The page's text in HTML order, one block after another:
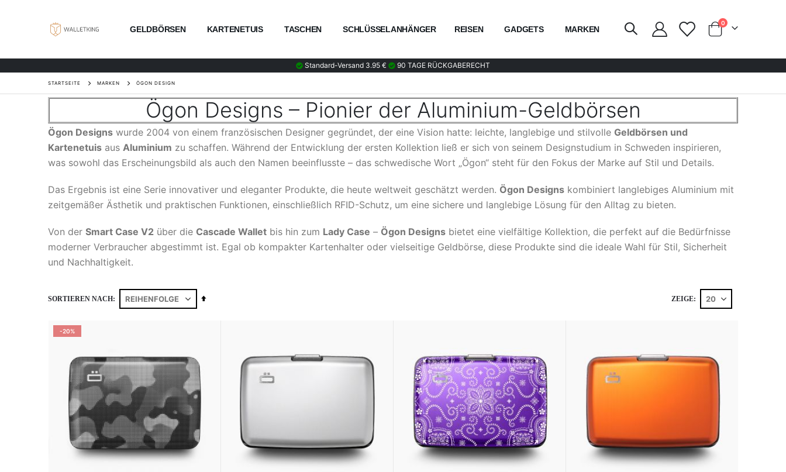
GELDBÖRSEN KARTENETUIS TASCHEN SCHLÜSSELANHÄNGER REISEN GADGETS MARKEN Wagen
0Artikel
Standard-Versand 3.95 € 90 TAGE RÜCKGABERECHT
STARTSEITE MARKEN ÖGON DESIGN
Ögon Designs – Pionier der Aluminium-Geldbörsen
Ögon Designs wurde 2004 von einem französischen Designer gegründet, der eine Vision hatte: leichte, langlebige und stilvolle Geldbörsen und
Kartenetuis aus Aluminium zu schaffen. Während der Entwicklung der ersten Kollektion ließ er sich von seinem Designstudium in Schweden inspirieren,
was sowohl das Erscheinungsbild als auch den Namen beeinflusste – das schwedische Wort „Ögon“ steht für den Fokus der Marke auf Stil und Details.
Das Ergebnis ist eine Serie innovativer und eleganter Produkte, die heute weltweit geschätzt werden. Ögon Designs kombiniert langlebiges Aluminium mit
zeitgemäßer Ästhetik und praktischen Funktionen, einschließlich RFID-Schutz, um eine sichere und langlebige Lösung für den Alltag zu bieten.
Von der Smart Case V2 über die Cascade Wallet bis hin zum Lady Case – Ögon Designs bietet eine vielfältige Kollektion, die perfekt auf die Bedürfnisse
moderner Verbraucher abgestimmt ist. Egal ob kompakter Kartenhalter oder vielseitige Geldbörse, diese Produkte sind die ideale Wahl für Stil, Sicherheit
und Nachhaltigkeit.
SORTIEREN NACH Absteigend ZEIGE
-20%